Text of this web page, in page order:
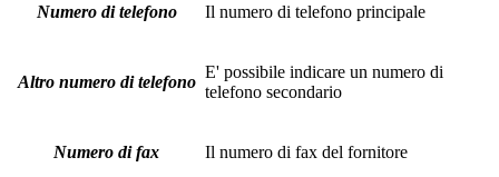
Numero di telefono Il numero di telefono principale
Altro numero di telefono
E' possibile indicare un numero di
telefono secondario
Numero di fax Il numero di fax del fornitore